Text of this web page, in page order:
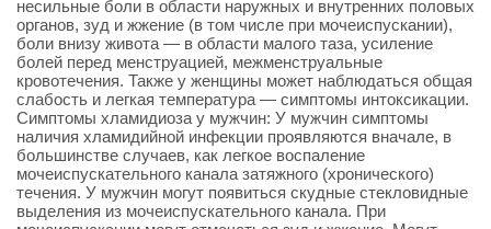
несильные боли в области наружных и внутренних половых
органов, зуд и жжение (в том числе при мочеиспускании),
боли внизу живота — в области малого таза, усиление
болей перед менструацией, межменструальные
кровотечения. Также у женщины может наблюдаться общая
слабость и легкая температура — симптомы интоксикации.
Симптомы хламидиоза у мужчин: У мужчин симптомы
наличия хламидийной инфекции проявляются вначале, в
большинстве случаев, как легкое воспаление
мочеиспускательного канала затяжного (хронического)
течения. У мужчин могут появиться скудные стекловидные
выделения из мочеиспускательного канала. При